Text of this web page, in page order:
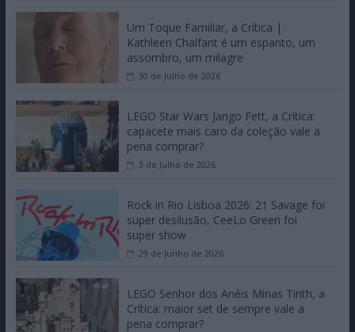
Um Toque Familiar, a Crítica |
Kathleen Chalfant é um espanto, um
assombro, um milagre
30 de Julho de 2026
LEGO Star Wars Jango Fett, a Crítica:
capacete mais caro da coleção vale a
pena comprar?
3 de Julho de 2026
Rock in Rio Lisboa 2026: 21 Savage foi
super desilusão, CeeLo Green foi
super show
29 de Junho de 2026
LEGO Senhor dos Anéis Minas Tirith, a
Crítica: maior set de sempre vale a
pena comprar?